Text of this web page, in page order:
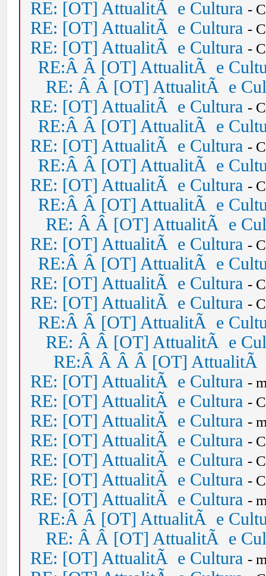
RE: [OT] AttualitÃ e Cultura -
RE: [OT] AttualitÃ e Cultura -
RE: [OT] AttualitÃ e Cultura -
RE:Â Â [OT] AttualitÃ e
RE: Â Â [OT] AttualitÃ e
RE: [OT] AttualitÃ e Cultura -
RE:Â Â [OT] AttualitÃ e
RE: [OT] AttualitÃ e Cultura -
RE:Â Â [OT] AttualitÃ e
RE: [OT] AttualitÃ e Cultura -
RE:Â Â [OT] AttualitÃ e
RE: Â Â [OT] AttualitÃ e
RE: [OT] AttualitÃ e Cultura -
RE:Â Â [OT] AttualitÃ e
RE: [OT] AttualitÃ e Cultura -
RE: [OT] AttualitÃ e Cultura -
RE:Â Â [OT] AttualitÃ e
RE: Â Â [OT] AttualitÃ e
RE:Â Â Â Â [OT] AttualitÃ
RE: [OT] AttualitÃ e Cultura -
RE: [OT] AttualitÃ e Cultura -
RE: [OT] AttualitÃ e Cultura -
RE: [OT] AttualitÃ e Cultura -
RE: [OT] AttualitÃ e Cultura -
RE: [OT] AttualitÃ e Cultura -
RE: [OT] AttualitÃ e Cultura -
RE:Â Â [OT] AttualitÃ e
RE: Â Â [OT] AttualitÃ e
RE: [OT] AttualitÃ e Cultura -